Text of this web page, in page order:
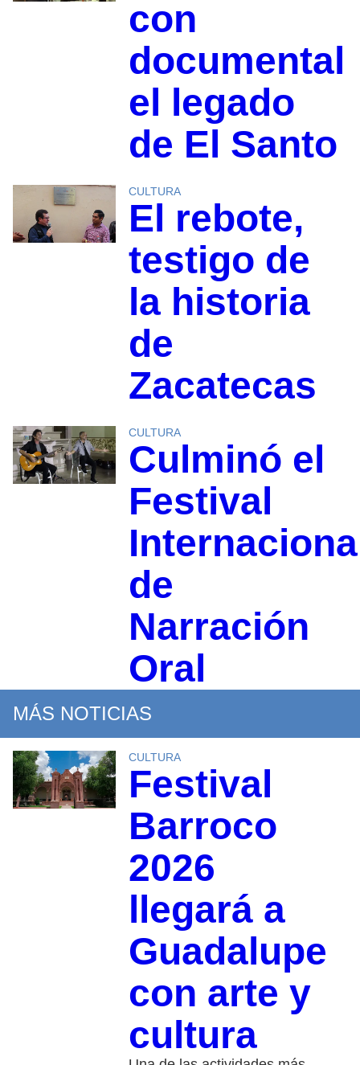
con
documental
el legado
de El Santo
CULTURA
El rebote,
testigo de
la historia
de
Zacatecas
CULTURA
Culminó el
Festival
de
Narración
Oral
MÁS NOTICIAS
CULTURA
Festival
Barroco
2026
llegará a
Guadalupe
con arte y
cultura